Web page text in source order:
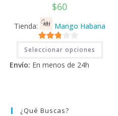
$60
Tienda: Mango Habana
2.71
de 5
Seleccionar opciones
Este
tiene
Envío: En menos de 24h
¿Qué Buscas?